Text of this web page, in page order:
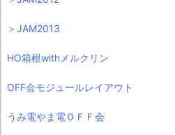
＞JAM2013
HO箱根withメルクリン
OFF会モジュールレイアウト
うみ電やま電ＯＦＦ会